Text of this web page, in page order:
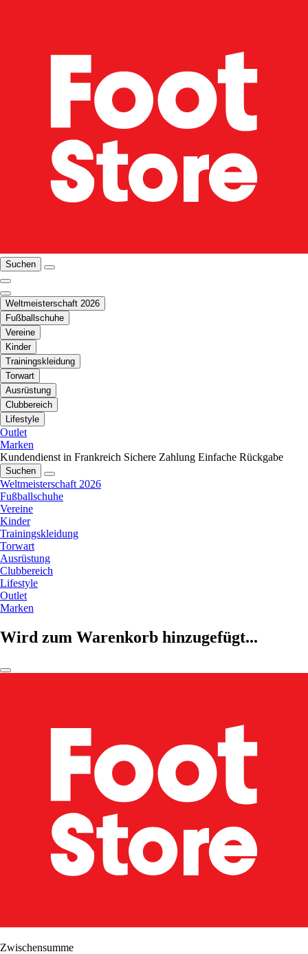
Suchen
Weltmeisterschaft 2026
Fußballschuhe
Vereine
Kinder
Trainingskleidung
Torwart
Ausrüstung
Clubbereich
Lifestyle
Outlet
Marken
Kundendienst in Frankreich Sichere Zahlung Einfache Rückgabe
Suchen
Weltmeisterschaft 2026
Fußballschuhe
Vereine
Kinder
Trainingskleidung
Torwart
Ausrüstung
Clubbereich
Lifestyle
Outlet
Marken
Wird zum Warenkorb hinzugefügt...
Zwischensumme